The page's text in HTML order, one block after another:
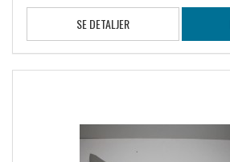
SE DETALJER